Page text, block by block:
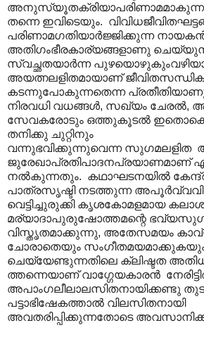
അനുസ്യൂതക്രിയാപരിണാമമാകുന്ന
തന്നെ ഇവിടെയും.
പരിണാമഗതിയാര്‍ജ്ജിക്കുന്ന
അതിഗം‍ഭീരകാര്യങ്ങളാണു
സ്വച്ഛതയാര്‍ന്ന
അയത്നലളിതമായാണ്
കടന്നുപോകുന്നതെന്ന
നിരവധി വധങ്ങൾ‍, സഖ്യം ചേരല്‍,
സേവകരോടും ഒത്തുകൂടല്‍
തനിക്കു ചുറ്റിനും
വന്നുഭവിക്കുന്നുവെന്ന
ജുരേഖാപ്രതിപാദനപ്രയാണമാണ്
നല്‍കുന്നതും. കഥാഘടനയില്‍
പാത്രസൃഷ്ടി നടത്തുന്ന
വെട്ടിച്ചുരുക്കി കൃശകോമളമായ
മര്യാദാപുരുഷോത്തമന്റെ
വിസ്തൃതമാക്കുന്നു, അതേസമയം
ചോരാതെയും
ചെയ്യേണ്ടുന്നതിലെ ക്ലിഷ്ടത
ത്തന്നെയാണ് വാഗ്ഗേയകാരന്‍
അപാംഗലീലാലസിതനായിക്കണ്ടു
പട്ടാഭിഷേകത്താല്‍ വിലസിതനായി
അവതരിപ്പിക്കുന്നതോടെ